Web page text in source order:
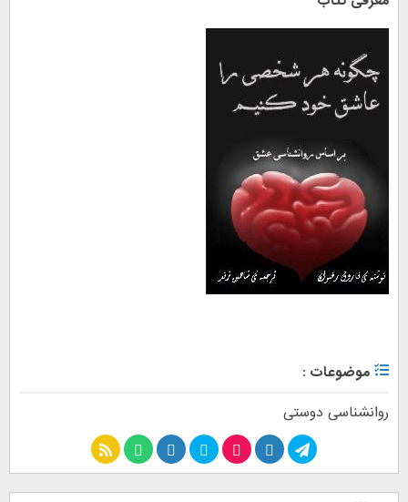
موضوعات :
روانشناسی دوستی